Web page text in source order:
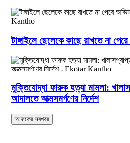
টাঙ্গাইলে ছেলেকে কাছে রাখতে না
মুক্তিযোদ্ধা ফারুক হত্যা মামলা:
আদালতে আত্মসমর্পণের নির্দেশ